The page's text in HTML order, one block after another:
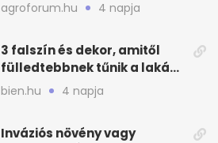
agroforum.hu 4 napja
3 falszín és dekor, amitől
fülledtebbnek tűnik a lakás
nyáron
bien.hu 4 napja
Inváziós növény vagy